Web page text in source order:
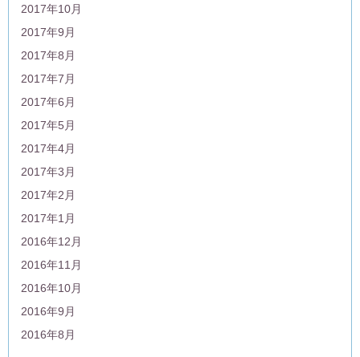
2017年10月
2017年9月
2017年8月
2017年7月
2017年6月
2017年5月
2017年4月
2017年3月
2017年2月
2017年1月
2016年12月
2016年11月
2016年10月
2016年9月
2016年8月